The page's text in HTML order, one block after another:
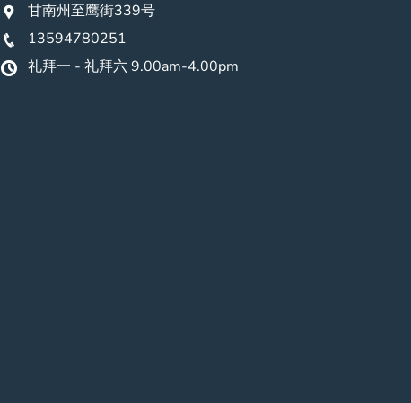
甘南州至鹰街339号
13594780251
礼拜一 - 礼拜六 9.00am-4.00pm